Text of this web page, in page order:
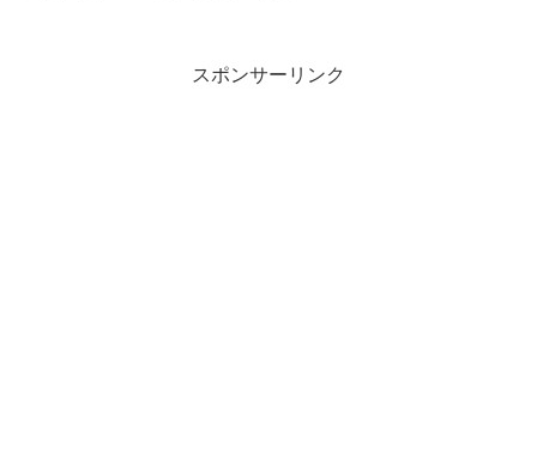
スポンサーリンク